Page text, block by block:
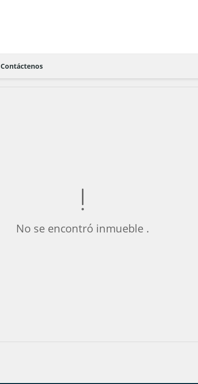
Contáctenos
No se encontró inmueble .